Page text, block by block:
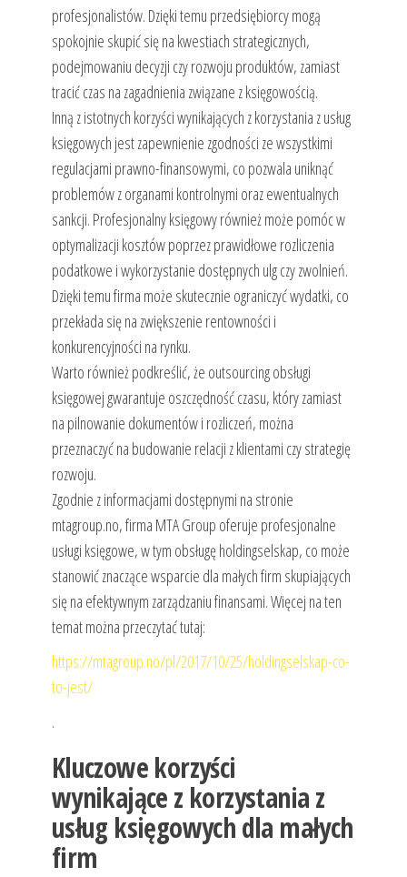
profesjonalistów. Dzięki temu przedsiębiorcy mogą
spokojnie skupić się na kwestiach strategicznych,
podejmowaniu decyzji czy rozwoju produktów, zamiast
tracić czas na zagadnienia związane z księgowością.
Inną z istotnych korzyści wynikających z korzystania z usług
księgowych jest zapewnienie zgodności ze wszystkimi
regulacjami prawno-finansowymi, co pozwala uniknąć
problemów z organami kontrolnymi oraz ewentualnych
sankcji. Profesjonalny księgowy również może pomóc w
optymalizacji kosztów poprzez prawidłowe rozliczenia
podatkowe i wykorzystanie dostępnych ulg czy zwolnień.
Dzięki temu firma może skutecznie ograniczyć wydatki, co
przekłada się na zwiększenie rentowności i
konkurencyjności na rynku.
Warto również podkreślić, że outsourcing obsługi
księgowej gwarantuje oszczędność czasu, który zamiast
na pilnowanie dokumentów i rozliczeń, można
przeznaczyć na budowanie relacji z klientami czy strategię
rozwoju.
Zgodnie z informacjami dostępnymi na stronie
mtagroup.no, firma MTA Group oferuje profesjonalne
usługi księgowe, w tym obsługę holdingselskap, co może
stanowić znaczące wsparcie dla małych firm skupiających
się na efektywnym zarządzaniu finansami. Więcej na ten
temat można przeczytać tutaj:
https://mtagroup.no/pl/2017/10/25/holdingselskap-co-
to-jest/
.
Kluczowe korzyści
wynikające z korzystania z
usług księgowych dla małych
firm